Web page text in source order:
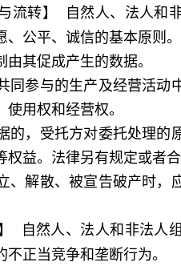
流转】 自然人、法人和
公平、诚信的基本原则。
其促成产生的数据。
参与的生产及经营活动
用权和经营权。
，受托方对委托处理的
益。法律另有规定或者合
解散、被宣告破产时，
自然人、法人和非法人
正当竞争和垄断行为。